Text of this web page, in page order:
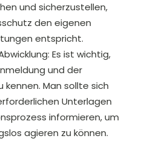
und sicherzustellen,
den eigenen
entspricht.
Es ist wichtig,
und der
kennen. Man sollte sich
Unterlagen
informieren, um
agieren zu können.